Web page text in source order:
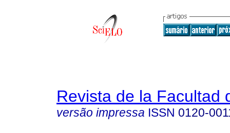
Revista de la Facultad
versão impressa ISSN 0120-